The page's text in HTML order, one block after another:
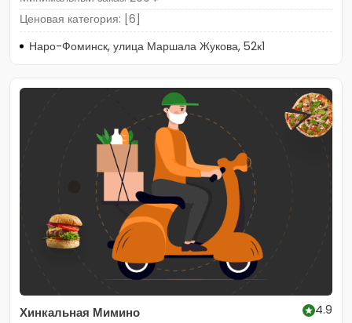
Ценовая категория: [6]
Наро-Фоминск, улица Маршала Жукова, 52к1
Хинкальная Мимино
4.9